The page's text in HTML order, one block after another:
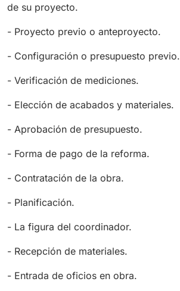
de su proyecto.
- Proyecto previo o anteproyecto.
- Configuración o presupuesto previo.
- Verificación de mediciones.
- Elección de acabados y materiales.
- Aprobación de presupuesto.
- Forma de pago de la reforma.
- Contratación de la obra.
- Planificación.
- La figura del coordinador.
- Recepción de materiales.
- Entrada de oficios en obra.